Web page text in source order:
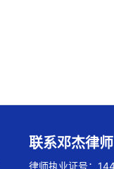
联系邓杰律师
律师执业证号：